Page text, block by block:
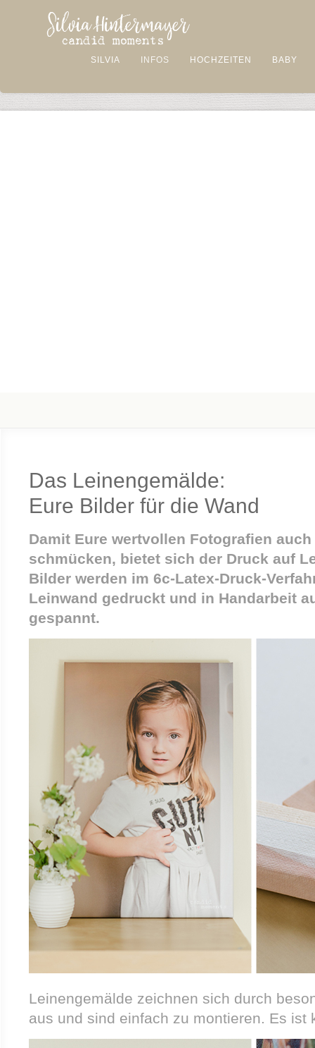
SILVIA INFOS HOCHZEITEN BABY
Das Leinengemälde:
Eure Bilder für die Wand
Damit Eure wertvollen Fotografien
schmücken, bietet sich der Druck auf
Bilder werden im 6c-Latex-Druck-
Leinwand gedruckt und in Handarbeit
gespannt.
Leinengemälde zeichnen sich durch
aus und sind einfach zu montieren. Es ist